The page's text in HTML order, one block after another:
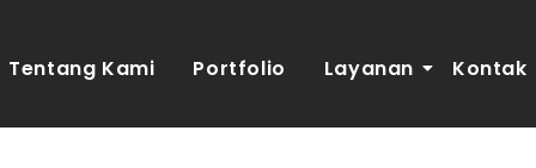
Tentang Kami Portfolio Layanan Kontak